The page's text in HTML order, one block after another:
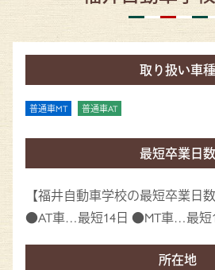
取り扱い車種
普通車MT 普通車AT
最短卒業日数
【福井自動車学校の最短卒業日数
●AT車…最短14日 ●MT車…最短
所在地